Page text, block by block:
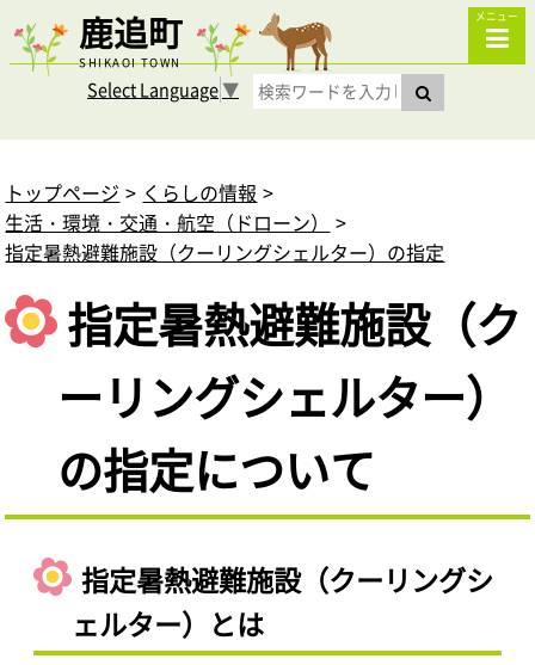
鹿追町
SHIKAOI TOWN
メニュー
Select Language▼
トップページ
くらしの情報
生活・環境・交通・航空（ドローン）
指定暑熱避難施設（クーリングシェルター）の指定
指定暑熱避難施設（ク
ーリングシェルター）
の指定について
指定暑熱避難施設（クーリングシ
ェルター）とは